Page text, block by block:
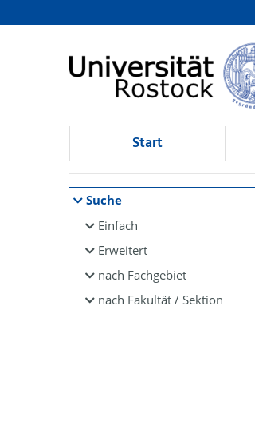
Browsen
direkt zum Inhalt
Start
Suche
Einfach
Erweitert
nach Fachgebiet
nach Fakultät / Sektion